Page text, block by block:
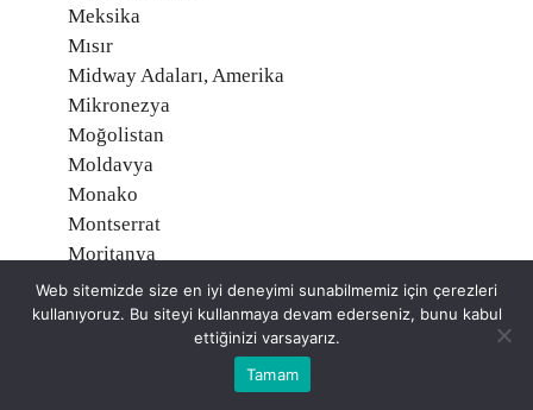
Meksika
Mısır
Midway Adaları, Amerika
Mikronezya
Moğolistan
Moldavya
Monako
Montserrat
Moritanya
Mozambik
Namibia
Web sitemizde size en iyi deneyimi sunabilmemiz için çerezleri
kullanıyoruz. Bu siteyi kullanmaya devam ederseniz, bunu kabul
ettiğinizi varsayarız.
Tamam